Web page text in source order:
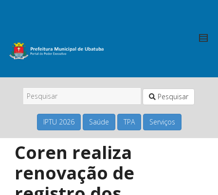
Pesquisar
IPTU 2026 Saúde TPA Serviços
Coren realiza
renovação de